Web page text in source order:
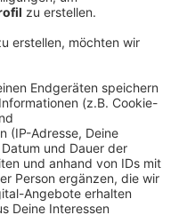
Monat für
in Rhein- und
Vergleich zum
ein Rückgang um
jetzt bei
ist die Zahl der
die Quote